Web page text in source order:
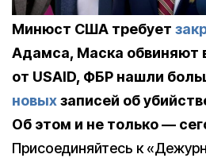
Минюст США требует
Адамса, Маска обвиняют
от USAID, ФБР нашли
новыхзаписей об
Об этом и не только —
Присоединяйтесь к